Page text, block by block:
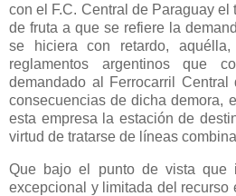
con el F.C. Central de Paraguay
de fruta a que se refiere la
se hiciera con retardo,
reglamentos argentinos que
demandado al Ferrocarril
consecuencias de dicha demora,
esta empresa la estación de
virtud de tratarse de líneas
Que bajo el punto de vista que
excepcional y limitada del recurso